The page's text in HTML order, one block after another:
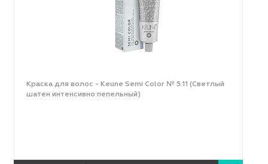
Краска для волос - Keune Semi Color № 5.11 (Светлый
шатен интенсивно пепельный)